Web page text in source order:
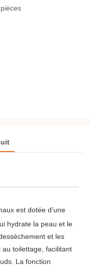
est dotée d'une
hydrate la peau et le
et les
toilettage, facilitant
La fonction